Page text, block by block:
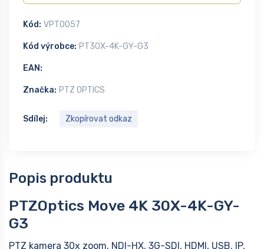
Kód: VPTO057
Kód výrobce: PT30X-4K-GY-G3
EAN:
Značka: PTZ OPTICS
Sdílej: Zkopírovat odkaz
Popis produktu
PTZOptics Move 4K 30X-4K-GY-
G3
PTZ kamera 30x zoom, NDI-HX, 3G-SDI, HDMI, USB, IP,